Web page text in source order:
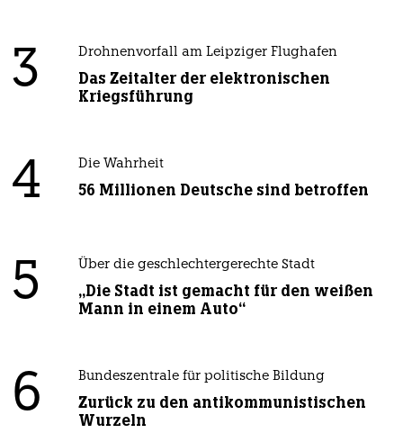
3 Drohnenvorfall am Leipziger Flughafen
Das Zeitalter der elektronischen
Kriegsführung
4 Die Wahrheit
56 Millionen Deutsche sind betroffen
5 Über die geschlechtergerechte Stadt
„Die Stadt ist gemacht für den weißen
Mann in einem Auto“
6 Bundeszentrale für politische Bildung
Zurück zu den antikommunistischen
Wurzeln